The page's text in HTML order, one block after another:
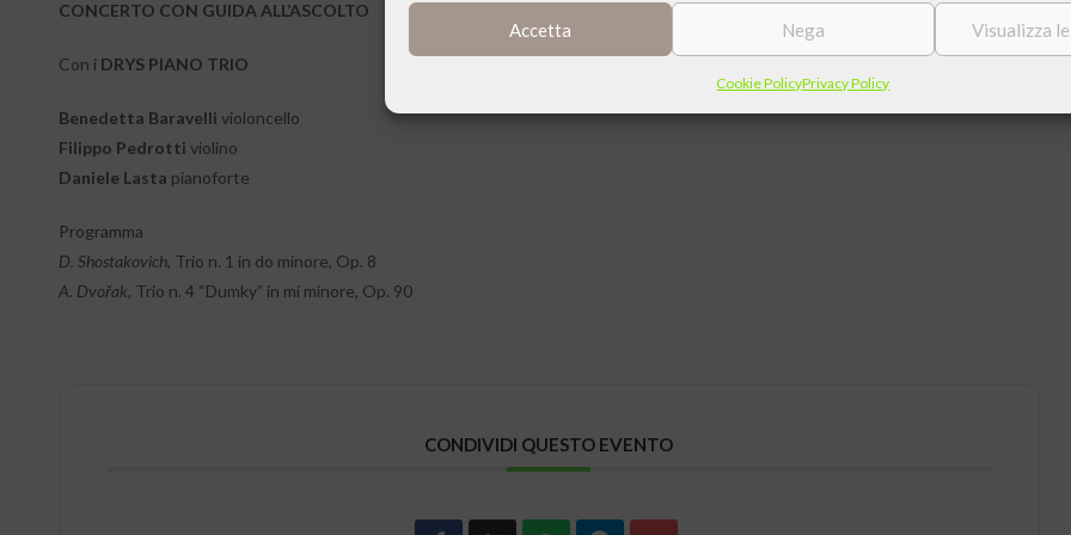
Accetta Nega Visualizza
Cookie PolicyPrivacy Policy
CONCERTO CON GUIDA ALL’ASCOLTO
Con i DRYS PIANO TRIO
Benedetta Baravelli violoncello
Filippo Pedrotti violino
Daniele Lasta pianoforte
Programma
D. Shostakovich, Trio n. 1 in do minore, Op. 8
A. Dvořak, Trio n. 4 “Dumky” in mi minore, Op. 90
CONDIVIDI QUESTO EVENTO